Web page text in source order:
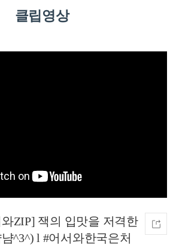
클립영상
ZIP] 잭의 입맛을 저격한
^3^) l #어서와한국은처